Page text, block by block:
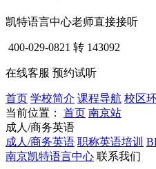
凯特语言中心老师直接接听
400-029-0821 转 143092
在线客服 预约试听
首页 学校简介 课程导航 校区
当前位置：
首页 南京站
成人/商务英语
成人/商务英语 职称英语培训
南京凯特语言中心 联系我们